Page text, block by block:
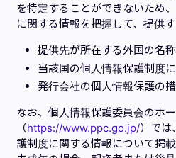
を特定することができないため
に関する情報を把握して、提供
提供先が所在する外国の名称
当該国の個人情報保護制度
発行会社の個人情報保護の
なお、個人情報保護委員会のホ
（https://www.ppc.go.jp/）では
護制度に関する情報について掲